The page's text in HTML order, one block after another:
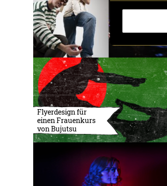
Flyerdesign für
einen Frauenkurs
von Bujutsu